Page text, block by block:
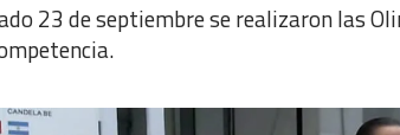
23 de septiembre se realizaron las